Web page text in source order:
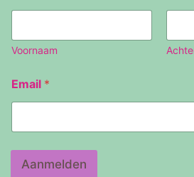
a
E
m
i
l
Voornaam
Email *
Aanmelden